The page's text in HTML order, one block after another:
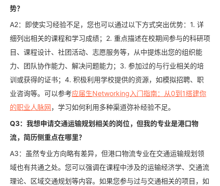
势？
A2：即使实习经验不足，您也可以通过以下方式突出优势：1. 详
细列出相关的课程和学习成绩；2. 重点描述在校期间参与的科研项
目、课程设计、社团活动、志愿服务等，从中提炼出您的组织能
力、团队协作能力、解决问题能力；3. 参加过的与行业相关的培
训或获得的证书；4. 积极利用学校提供的资源，如模拟招聘、职
业咨询等。可以参考应届生Networking入门指南：从0到1搭建你
的职业人脉网，学习如何利用多种渠道弥补经验不足。
Q3：我想申请交通运输规划相关的岗位，但我的专业是港口物
流，简历侧重点在哪里？
A3：虽然专业方向略有差异，但港口物流专业在交通运输规划领
域也有共通之处。您可以强调在课程中涉及的运输经济学、交通流
理论、区域交通规划等内容。如果您参与过与交通相关的项目，如